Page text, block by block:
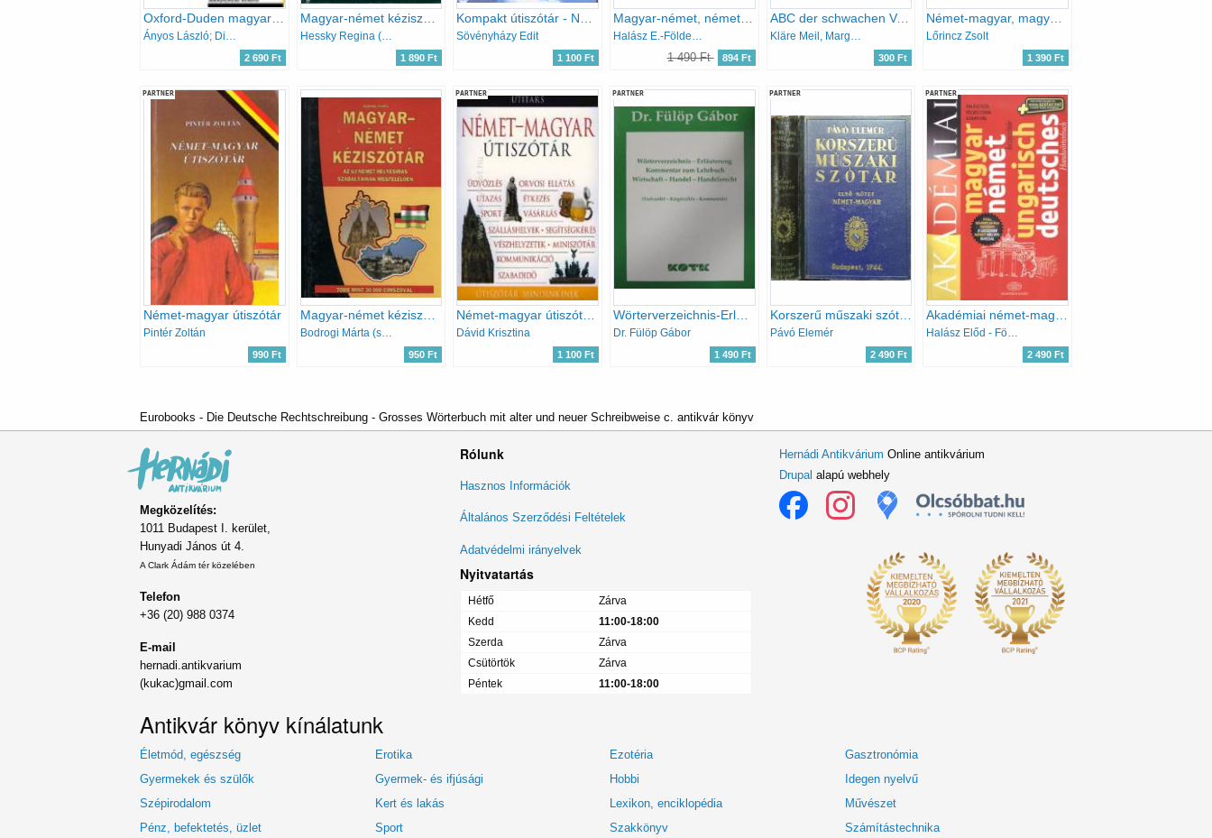
2 690 Ft
Magyar-német kéziszótár
Hessky Regina (Szerk.)
1 890 Ft
Sövényházy Edit
1 100 Ft
Magyar-német, német-magyar kisszótár I-II.
1 490 Ft 894 Ft
ABC der schwachen Verben
300 Ft
Lőrincz Zsolt
1 390 Ft
PARTNER
Német-magyar útiszótár
Pintér Zoltán
990 Ft
Magyar-német kéziszótár
Bodrogi Márta (szerk.)
950 Ft
PARTNER
Dávid Krisztina
1 100 Ft
PARTNER
Wörterverzeichnis-Erläuterung Kommentar zum Lehrbuch - Wirtschaft-Handel-Handelsrecht - (Szószedet-Kiegészítés-Kommentár)
Dr. Fülöp Gábor
1 490 Ft
PARTNER
Korszerű műszaki szótár I. (német-magyar)
Pávó Elemér
2 490 Ft
PARTNER
Halász Előd - Földes Csaba - Uzonyi Pál
2 490 Ft
Eurobooks - Die Deutsche Rechtschreibung - Grosses Wörterbuch mit alter und neuer Schreibweise c. antikvár könyv
Megközelítés:
1011 Budapest I. kerület,
Hunyadi János út 4.
A Clark Ádám tér közelében
Telefon
+36 (20) 988 0374
E-mail
hernadi.antikvarium
(kukac)gmail.com
Rólunk
Lábléc
menü
Hasznos Információk
Általános Szerződési Feltételek
Adatvédelmi irányelvek
Nyitvatartás
Hétfő
Zárva
Kedd
11:00-18:00
Szerda
Zárva
Csütörtök
Zárva
Péntek
11:00-18:00
Hernádi Antikvárium Online antikvárium
Drupal alapú webhely
Antikvár könyv kínálatunk
Életmód, egészség Erotika Ezotéria
Gasztronómia
Gyermekek és szülők
Gyermek- és ifjúsági Hobbi
Idegen nyelvű
Szépirodalom
Kert és lakás Lexikon, enciklopédia
Művészet
Pénz, befektetés, üzlet
Sport Szakkönyv Számítástechnika